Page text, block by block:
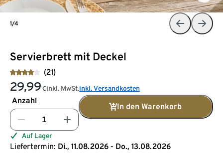
Servierbrett mit Deckel
(21)
29,99 €inkl. MwSt.inkl. Versandkosten
Anzahl
In den Warenkorb
Auf Lager
Liefertermin: Di., 11.08.2026 - Do., 13.08.2026
1/4